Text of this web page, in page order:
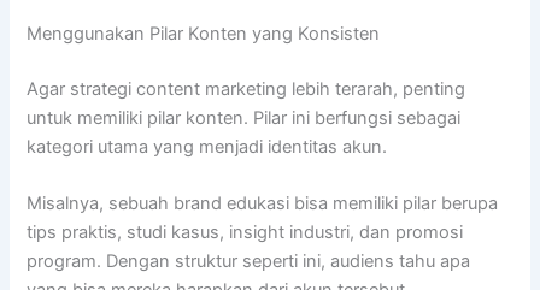
Menggunakan Pilar Konten yang Konsisten
Agar strategi content marketing lebih terarah, penting
untuk memiliki pilar konten. Pilar ini berfungsi sebagai
kategori utama yang menjadi identitas akun.
Misalnya, sebuah brand edukasi bisa memiliki pilar berupa
tips praktis, studi kasus, insight industri, dan promosi
program. Dengan struktur seperti ini, audiens tahu apa